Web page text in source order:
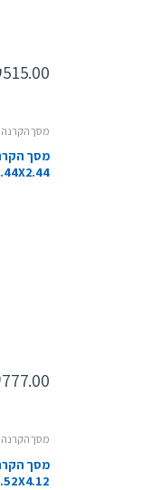
515.00
מסך הקרנה
777.00
מסך הקרנה